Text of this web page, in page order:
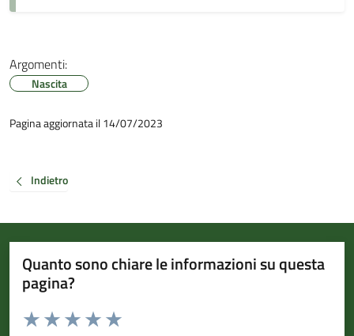
Argomenti:
Nascita
Pagina aggiornata il 14/07/2023
Indietro
Quanto sono chiare le informazioni su questa
pagina?
Valuta da 1 a 5 stelle la pagina